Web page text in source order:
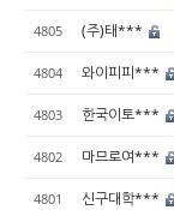
4805 (주)태***
4804 와이피피***
4803 한국이토***
4802 마므로여***
4801 신구대학***